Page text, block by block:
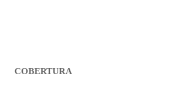
COBERTURA